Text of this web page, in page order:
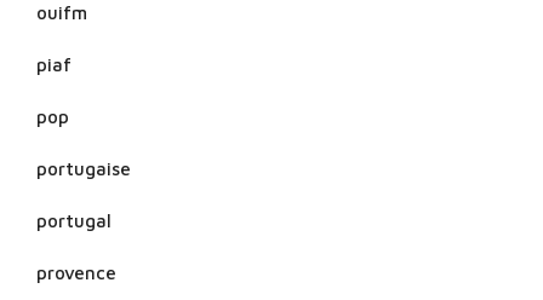
ouifm
piaf
pop
portugaise
portugal
provence